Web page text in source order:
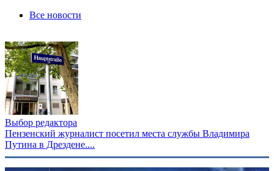
Все новости
Выбор редактора
Пензенский журналист посетил места службы Владимира
Путина в Дрездене....